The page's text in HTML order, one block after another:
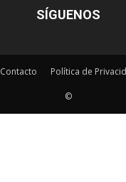
SÍGUENOS
Contacto Política de
©